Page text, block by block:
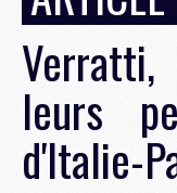
leurs
d'Italie-